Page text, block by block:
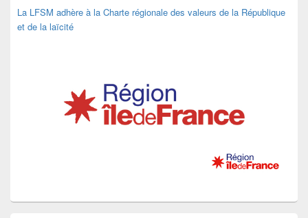
La LFSM adhère à la Charte régionale des valeurs de la République
et de la laïcité